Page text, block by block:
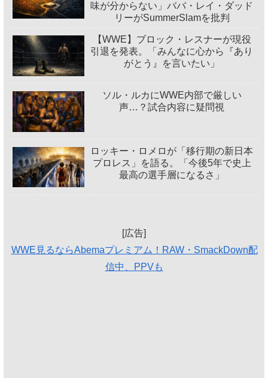
味が分からない」ババ・レイ・ダッド
リーがSummerSlamを批判
【WWE】ブロック・レスナーが現役
引退を発表。「みんなに心から『あり
がとう』を言いたい」
ソル・ルカにWWE内部で厳しい
声…？試合内容に疑問視
ロッキー・ロメロが「移行期の新日本
プロレス」を語る。「今後5年で史上
最高の選手層になるさ」
[広告]
WWE見るならAbemaプレミアム！RAW・SmackDown配
信中、PPVも